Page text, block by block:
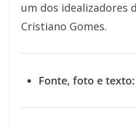
um dos idealizadores
Cristiano Gomes.
Fonte, foto e texto: